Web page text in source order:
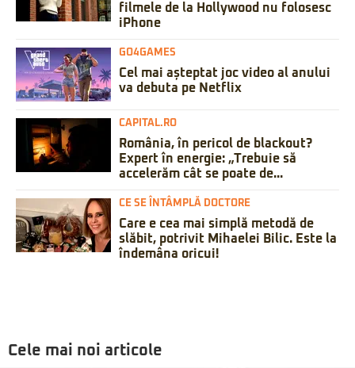
filmele de la Hollywood nu folosesc
iPhone
GO4GAMES
Cel mai așteptat joc video al anului
va debuta pe Netflix
CAPITAL.RO
România, în pericol de blackout?
Expert în energie: „Trebuie să
accelerăm cât se poate de...
CE SE ÎNTÂMPLĂ DOCTORE
Care e cea mai simplă metodă de
slăbit, potrivit Mihaelei Bilic. Este la
îndemâna oricui!
Cele mai noi articole